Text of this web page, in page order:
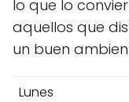
lo que lo
aquellos que
un buen
Lunes